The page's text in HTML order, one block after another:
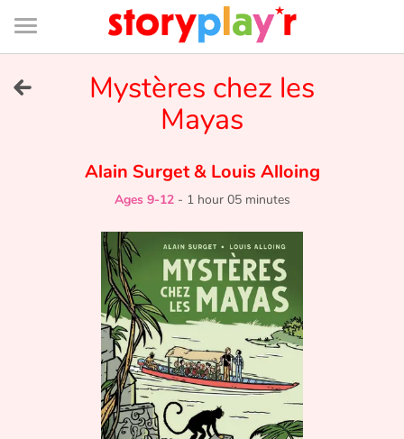
Connexion
Bibliothèque
de
page
Try for free
Tales and classics in french
Fable, myth, literature and poetry
Mystères chez les
Mayas
Alain Surget&Louis Alloing
Ages 9-12- 1 hour 05 minutes